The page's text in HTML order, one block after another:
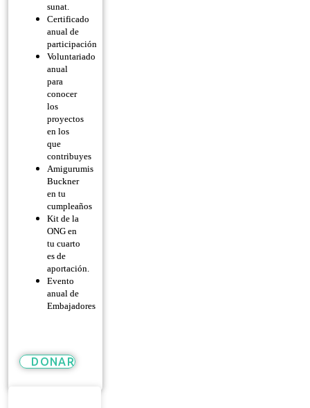
sunat.
Certificado
anual de
participación
Voluntariado
anual
para
conocer
los
proyectos
en los
que
contribuyes
Amigurumis
Buckner
en tu
cumpleaños
Kit de la
ONG en
tu cuarto
es de
aportación.
Evento
anual de
Embajadores
DONAR